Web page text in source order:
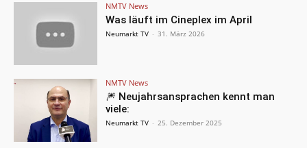
NMTV News
Was läuft im Cineplex im April
Neumarkt TV - 31. März 2026
NMTV News
🎆 Neujahrsansprachen kennt man
viele:
Neumarkt TV - 25. Dezember 2025